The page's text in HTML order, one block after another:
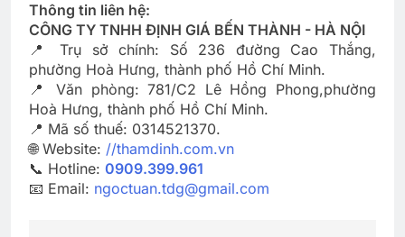
Thông tin liên hệ:
CÔNG TY TNHH ĐỊNH GIÁ BẾN THÀNH - HÀ NỘI
📍 Trụ sở chính: Số 236 đường Cao Thắng,
phường Hoà Hưng, thành phố Hồ Chí Minh.
📍 Văn phòng: 781/C2 Lê Hồng Phong,phường
Hoà Hưng, thành phố Hồ Chí Minh.
📍 Mã số thuế: 0314521370.
🌐 Website: //thamdinh.com.vn
📞 Hotline: 0909.399.961
📧 Email: ngoctuan.tdg@gmail.com